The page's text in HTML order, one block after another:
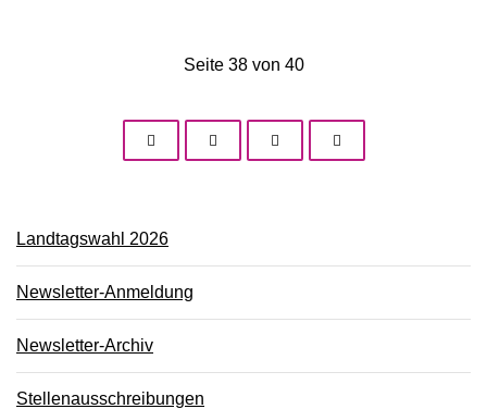
Seite 38 von 40
Landtagswahl 2026
Newsletter-Anmeldung
Newsletter-Archiv
Stellenausschreibungen